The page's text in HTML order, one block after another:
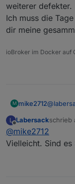
weiterer defekter.
Ich muss die
dir meine
ioBroker im Docker auf
M mike2712@
bei
dann
weiterer
L
Offline
Labersackschrieb
zuletzt
@mike2712
Vielleicht. Sind es